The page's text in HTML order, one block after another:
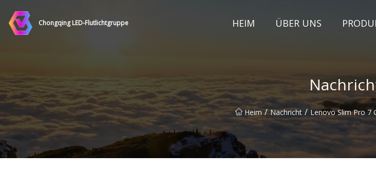
Chongqing LED-Flutlichtgruppe HEIM ÜBER UNS
Heim / Nachricht / Lenovo Slim Pro 7